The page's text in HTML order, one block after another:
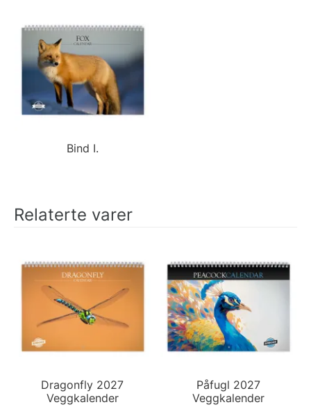
Bind I.
Relaterte varer
Dragonfly 2027
Veggkalender
Påfugl 2027
Veggkalender